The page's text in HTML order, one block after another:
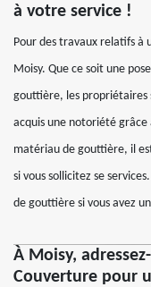
à votre service !
Pour des travaux relatifs à
Moisy. Que ce soit une
gouttière, les propriétaires
acquis une notoriété
matériau de gouttière, il
si vous sollicitez se
de gouttière si vous avez
À Moisy,
Couverture pour